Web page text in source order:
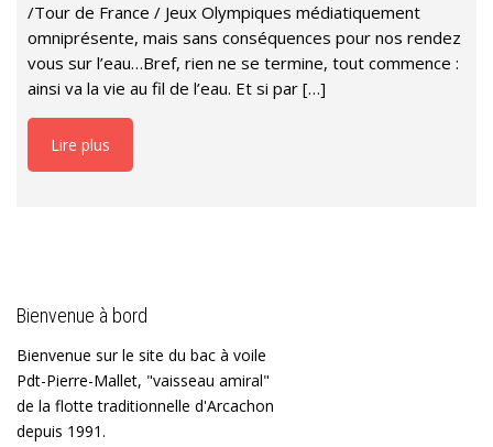
/Tour de France / Jeux Olympiques médiatiquement
omniprésente, mais sans conséquences pour nos rendez
vous sur l’eau…Bref, rien ne se termine, tout commence :
ainsi va la vie au fil de l’eau. Et si par […]
Lire plus
Bienvenue à bord
Bienvenue sur le site du bac à voile
Pdt-Pierre-Mallet, "vaisseau amiral"
de la flotte traditionnelle d'Arcachon
depuis 1991.